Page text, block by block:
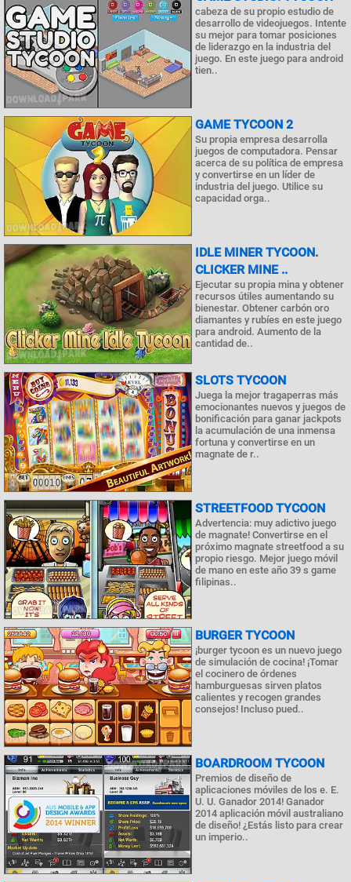
cabeza de su propio estudio de
desarrollo de videojuegos. Intente
su mejor para tomar posiciones
de liderazgo en la industria del
juego. En este juego para android
tien..
GAME TYCOON 2
Su propia empresa desarrolla
juegos de computadora. Pensar
acerca de su política de empresa
y convertirse en un líder de
industria del juego. Utilice su
capacidad orga..
IDLE MINER TYCOON.
CLICKER MINE ..
Ejecutar su propia mina y obtener
recursos útiles aumentando su
bienestar. Obtener carbón oro
diamantes y rubíes en este juego
para android. Aumento de la
cantidad de..
SLOTS TYCOON
Juega la mejor tragaperras más
emocionantes nuevos y juegos de
bonificación para ganar jackpots
la acumulación de una inmensa
fortuna y convertirse en un
magnate de r..
STREETFOOD TYCOON
Advertencia: muy adictivo juego
de magnate! Convertirse en el
próximo magnate streetfood a su
propio riesgo. Mejor juego móvil
de mano en este año 39 s game
filipinas..
BURGER TYCOON
¡burger tycoon es un nuevo juego
de simulación de cocina! ¡Tomar
el cocinero de órdenes
hamburguesas sirven platos
calientes y recogen grandes
consejos! Incluso pued..
BOARDROOM TYCOON
Premios de diseño de
aplicaciones móviles de los e. E.
U. U. Ganador 2014! Ganador
2014 aplicación móvil australiano
de diseño! ¿Estás listo para crear
un imperio..